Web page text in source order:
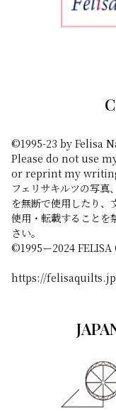
©1995-23 by Felisa
Please do not use
or reprint my
フェリサキルツの写真
を無断で使用したり、
使用・転載することを
さい。
©️1995ー2024 FELISA
https://